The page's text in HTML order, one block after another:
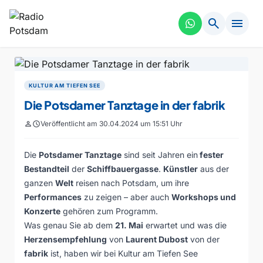
search menu
KULTUR AM TIEFEN SEE
Die Potsdamer Tanztage in der fabrik
personscheduleVeröffentlicht am 30.04.2024 um 15:51 Uhr
Die Potsdamer Tanztage sind seit Jahren einfester
Bestandteil der Schiffbauergasse. Künstler aus der
ganzen Welt reisen nach Potsdam, um ihre
Performances zu zeigen – aber auch Workshops und
Konzerte gehören zum Programm.
Was genau Sie ab dem 21. Mai erwartet und was die
Herzensempfehlung von Laurent Dubost von der
fabrik ist, haben wir bei Kultur am Tiefen See